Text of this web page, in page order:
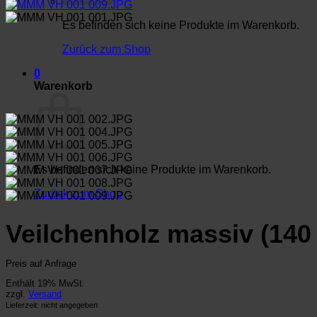
Es befinden sich keine Produkte im Warenkorb.
Zurück zum Shop
0
Warenkorb
Es befinden sich keine Produkte im Warenkorb.
Zurück zum Shop
Veilchenholz massiv
Preis auf Anfrage
Enthält 19% MwSt.
zzgl. Versand
Lieferzeit: nicht angegeben